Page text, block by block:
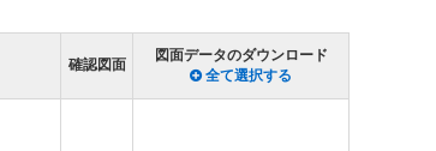
確認図面
図面データのダウンロード
全て選択する